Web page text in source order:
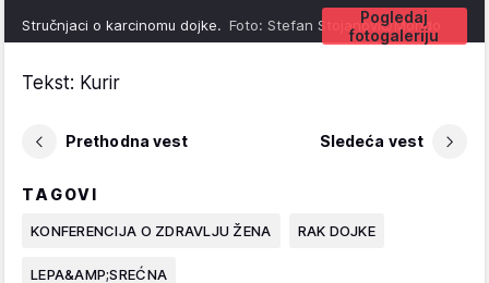
Pogledaj
fotogaleriju
Stručnjaci o karcinomu dojke. Foto: Stefan Stojanović/Mondo
Tekst: Kurir
Prethodna vest Sledeća vest
TAGOVI
KONFERENCIJA O ZDRAVLJU ŽENA RAK DOJKE
LEPA&AMP;SREĆNA